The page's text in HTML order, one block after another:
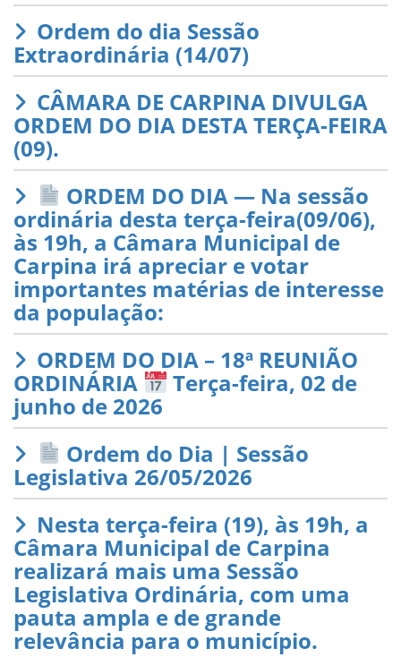
Ordem do dia Sessão
Extraordinária (14/07)
CÂMARA DE CARPINA DIVULGA
ORDEM DO DIA DESTA TERÇA-FEIRA
(09).
ORDEM DO DIA — Na sessão
ordinária desta terça-feira(09/06),
às 19h, a Câmara Municipal de
Carpina irá apreciar e votar
importantes matérias de interesse
da população:
ORDEM DO DIA – 18ª REUNIÃO
ORDINÁRIA Terça-feira, 02 de
junho de 2026
Ordem do Dia | Sessão
Legislativa 26/05/2026
Nesta terça-feira (19), às 19h, a
Câmara Municipal de Carpina
realizará mais uma Sessão
Legislativa Ordinária, com uma
pauta ampla e de grande
relevância para o município.